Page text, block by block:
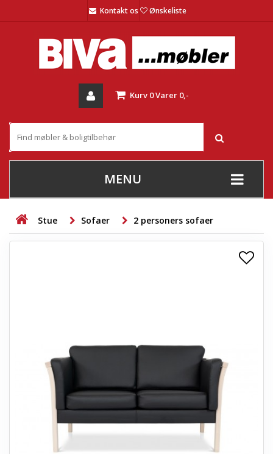
Kontakt os Ønskeliste
Kurv 0Varer 0,-
MENU
+
STUE
+
HAVEMØBLER
ENTREMØBLER
Stue Sofaer 2 personers sofaer